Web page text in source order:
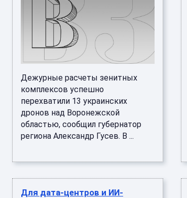
Дежурные расчеты зенитных
комплексов успешно
перехватили 13 украинских
дронов над Воронежской
областью, сообщил губернатор
региона Александр Гусев. В ...
Для дата-центров и ИИ-